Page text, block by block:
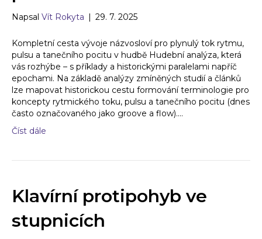
Napsal Vít Rokyta | 29. 7. 2025
Kompletní cesta vývoje názvosloví pro plynulý tok rytmu,
pulsu a tanečního pocitu v hudbě Hudební analýza, která
vás rozhýbe – s příklady a historickými paralelami napříč
epochami. Na základě analýzy zmíněných studií a článků
lze mapovat historickou cestu formování terminologie pro
koncepty rytmického toku, pulsu a tanečního pocitu (dnes
často označovaného jako groove a flow).…
Číst dále
Klavírní protipohyb ve
stupnicích